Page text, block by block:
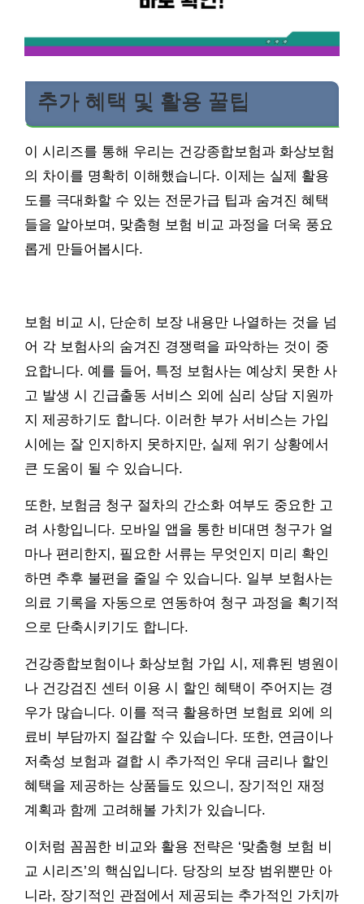
추가 혜택 및 활용 꿀팁
이 시리즈를 통해 우리는 건강종합보험과 화상보험
의 차이를 명확히 이해했습니다. 이제는 실제 활용
도를 극대화할 수 있는 전문가급 팁과 숨겨진 혜택
들을 알아보며, 맞춤형 보험 비교 과정을 더욱 풍요
롭게 만들어봅시다.
보험 비교 시, 단순히 보장 내용만 나열하는 것을 넘
어 각 보험사의 숨겨진 경쟁력을 파악하는 것이 중
요합니다. 예를 들어, 특정 보험사는 예상치 못한 사
고 발생 시 긴급출동 서비스 외에 심리 상담 지원까
지 제공하기도 합니다. 이러한 부가 서비스는 가입
시에는 잘 인지하지 못하지만, 실제 위기 상황에서
큰 도움이 될 수 있습니다.
또한, 보험금 청구 절차의 간소화 여부도 중요한 고
려 사항입니다. 모바일 앱을 통한 비대면 청구가 얼
마나 편리한지, 필요한 서류는 무엇인지 미리 확인
하면 추후 불편을 줄일 수 있습니다. 일부 보험사는
의료 기록을 자동으로 연동하여 청구 과정을 획기적
으로 단축시키기도 합니다.
건강종합보험이나 화상보험 가입 시, 제휴된 병원이
나 건강검진 센터 이용 시 할인 혜택이 주어지는 경
우가 많습니다. 이를 적극 활용하면 보험료 외에 의
료비 부담까지 절감할 수 있습니다. 또한, 연금이나
저축성 보험과 결합 시 추가적인 우대 금리나 할인
혜택을 제공하는 상품들도 있으니, 장기적인 재정
계획과 함께 고려해볼 가치가 있습니다.
이처럼 꼼꼼한 비교와 활용 전략은 ‘맞춤형 보험 비
교 시리즈’의 핵심입니다. 당장의 보장 범위뿐만 아
니라, 장기적인 관점에서 제공되는 추가적인 가치까